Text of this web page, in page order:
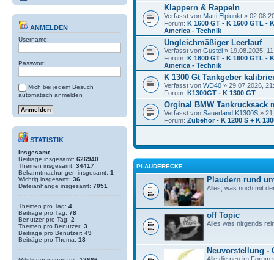
ANMELDEN
Username:
Passwort:
Mich bei jedem Besuch
automatisch anmelden
STATISTIK
Insgesamt
Beiträge insgesamt: 626940
Themen insgesamt: 34417
Bekanntmachungen insgesamt: 1
Wichtig insgesamt: 36
Dateianhänge insgesamt: 7051
Themen pro Tag: 4
Beiträge pro Tag: 78
Benutzer pro Tag: 2
Themen pro Benutzer: 3
Beiträge pro Benutzer: 49
Beiträge pro Thema: 18
Klappern & Rappeln
Verfasst von Matti Elpiunkt »
Forum: K 1600 GT - K 1600 GTL -
America - Technik
Ungleichmäßiger Leerlauf
Verfasst von Gustel » 19.08.2025,
Forum: K 1600 GT - K 1600 GTL -
America - Technik
K 1300 Gt Tankgeber
Verfasst von WD40 » 29.07.2026,
Forum: K1300GT - K 1300 GT
Orginal BMW Tankrucksack
Verfasst von Sauerland K1300S »
Forum: Zubehör - K 1200 S + K
PLAUDERECKE
Plaudern rund
Alles, was noch mit
off Topic
Alles was nirgends
Neuvorstellung -
Alle die neu im Forum